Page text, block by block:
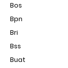
Bos
Bpn
Bri
Bss
Buat